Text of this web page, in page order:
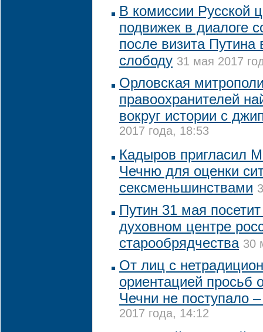
В комиссии Русской
подвижек в диалоге
после визита Путина
слободу 31 мая 2017
Орловская
правоохранителей
вокруг истории с
2017 года, 18:53
Кадыров пригласил
Чечню для оценки
сексменьшинствами
Путин 31 мая
духовном центре
старообрядчества 30
От лиц с
ориентацией просьб
Чечни не поступало
2017 года, 14:12